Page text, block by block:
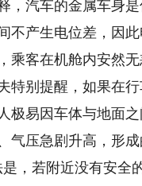
汽车的金属车身是
不产生电位差，因
乘客在机舱内安然无
别提醒，如果在行
极易因车体与地面
气压急剧升高，形
若附近没有安全